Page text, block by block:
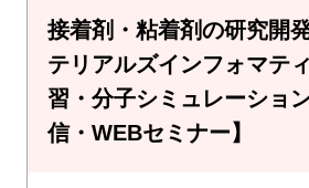
接着剤・粘着剤の研究開
テリアルズインフォマテ
習・分子シミュレーショ
信・WEBセミナー】